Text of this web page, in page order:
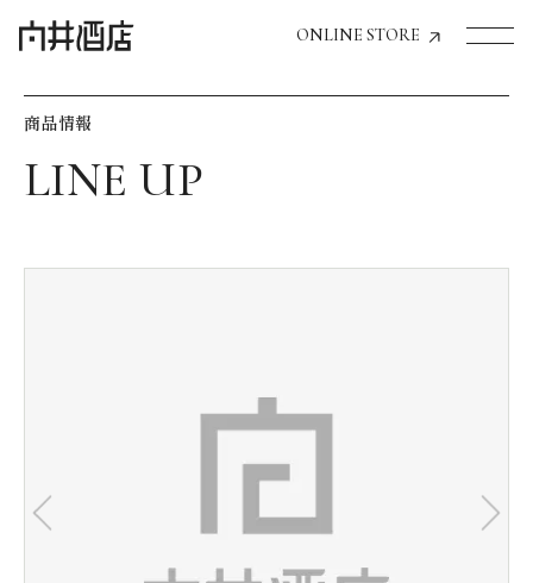
ONLINE STORE
飲食店経営のお客様
お気に入り機能の活用方法
商品情報